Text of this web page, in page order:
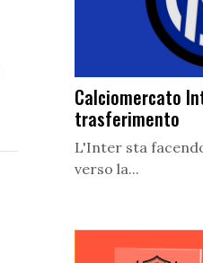
Calciomercato
trasferimento
L'Inter sta
verso la...